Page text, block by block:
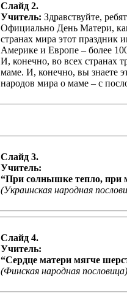
Слайд 2.
Учитель: Здравствуйте,
Официально День Матери,
странах мира этот праздник
Америке и Европе – более
И, конечно, во всех странах
маме. И, конечно, вы знаете
народов мира о маме – с
Слайд 3.
Учитель:
“При солнышке тепло, при
(Украинская народная
Слайд 4.
Учитель:
“Сердце матери мягче
(Финская народная пословица)